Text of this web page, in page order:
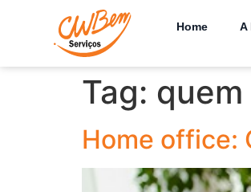
Home A
Tag:
Home office: